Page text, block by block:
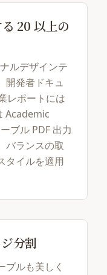
20 以上の
ルデザインテ
開発者ドキュ
レポートには
Academic
ブル PDF 出力
バランスの取
タイルを適用
分割
ブルも美しく